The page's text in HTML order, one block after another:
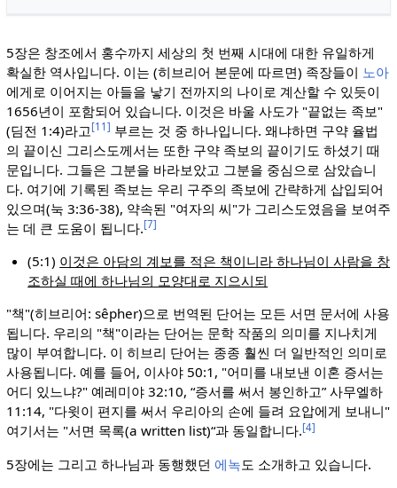
5장은 창조에서 홍수까지 세상의 첫 번째 시대에 대한 유일하게
확실한 역사입니다. 이는 (히브리어 본문에 따르면) 족장들이 노아
에게로 이어지는 아들을 낳기 전까지의 나이로 계산할 수 있듯이
1656년이 포함되어 있습니다. 이것은 바울 사도가 "끝없는 족보"
(딤전 1:4)라고[11] 부르는 것 중 하나입니다. 왜냐하면 구약 율법
의 끝이신 그리스도께서는 또한 구약 족보의 끝이기도 하셨기 때
문입니다. 그들은 그분을 바라보았고 그분을 중심으로 삼았습니
다. 여기에 기록된 족보는 우리 구주의 족보에 간략하게 삽입되어
있으며(눅 3:36-38), 약속된 "여자의 씨"가 그리스도였음을 보여주
는 데 큰 도움이 됩니다.[7]
(5:1) 이것은 아담의 계보를 적은 책이니라 하나님이 사람을 창
조하실 때에 하나님의 모양대로 지으시되
"책"(히브리어: sêpher)으로 번역된 단어는 모든 서면 문서에 사용
됩니다. 우리의 "책"이라는 단어는 문학 작품의 의미를 지나치게
많이 부여합니다. 이 히브리 단어는 종종 훨씬 더 일반적인 의미로
사용됩니다. 예를 들어, 이사야 50:1, "어미를 내보낸 이혼 증서는
어디 있느냐?" 예레미야 32:10, “증서를 써서 봉인하고” 사무엘하
11:14, "다윗이 편지를 써서 우리아의 손에 들려 요압에게 보내니"
여기서는 "서면 목록(a written list)“과 동일합니다.[4]
5장에는 그리고 하나님과 동행했던 에녹도 소개하고 있습니다.